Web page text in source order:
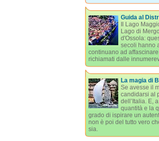
Guida al
Il Lago
Lago di
d'Ossola:
secoli hanno
continuano ad
richiamati dalle
La magia di
Se avesse il
candidarsi al
dell’Italia. E,
quantità e la
grado di ispirare un
non è poi del tutto vero
sia.